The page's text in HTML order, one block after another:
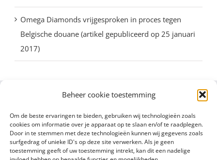
Beheer cookie toestemming
Om de beste ervaringen te bieden, gebruiken wij technologieën zoals
cookies om informatie over je apparaat op te slaan en/of te raadplegen.
Door in te stemmen met deze technologieën kunnen wij gegevens zoals
surfgedrag of unieke ID's op deze site verwerken. Als je geen
toestemming geeft of uw toestemming intrekt, kan dit een nadelige
Omega Diamonds vrijgesproken in proces tegen
Belgische douane (artikel gepubliceerd op 25 januari
2017)